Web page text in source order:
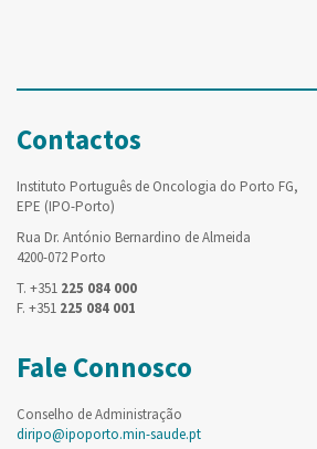
Contactos
Instituto Português de Oncologia do Porto FG,
EPE (IPO-Porto)
Rua Dr. António Bernardino de Almeida
4200-072 Porto
T. +351 225 084 000
F. +351 225 084 001
Fale Connosco
Conselho de Administração
diripo@ipoporto.min-saude.pt